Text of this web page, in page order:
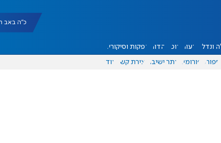
כ"ה באב תשפ"ו
ונדל"ן דעות אוכל יהדות הפקות וסיקורים
ספורט פורומים אתר ישיבה יצירת קשר עוד